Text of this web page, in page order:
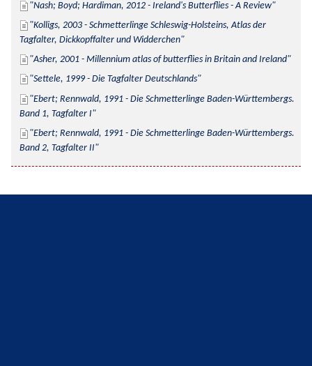
Nash; Boyd; Hardiman, 2012 - Ireland's Butterflies - A Review
Kolligs, 2003 - Schmetterlinge Schleswig-Holsteins, Atlas der
Tagfalter, Dickkopffalter und Widderchen
Asher, 2001 - Millennium atlas of butterflies in Britain and Ireland
Settele, 1999 - Die Tagfalter Deutschlands
Ebert; Rennwald, 1991 - Die Schmetterlinge Baden-Württembergs.
Band 1, Tagfalter I
Ebert; Rennwald, 1991 - Die Schmetterlinge Baden-Württembergs.
Band 2, Tagfalter II